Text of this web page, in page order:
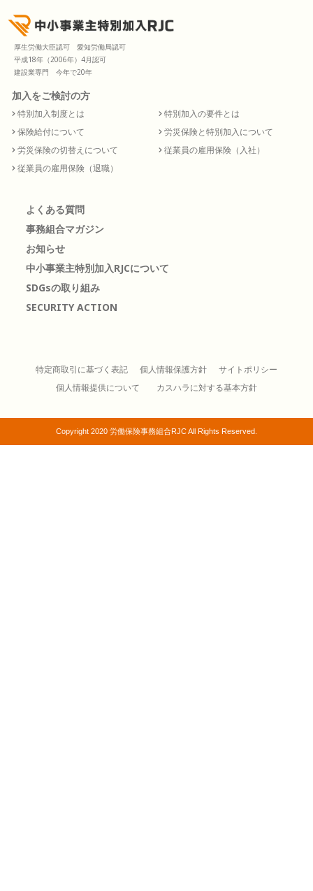
厚生労働大臣認可 愛知労働局認可
平成18年（2006年）4月認可
建設業専門 今年で20年
加入をご検討の方
特別加入制度とは
特別加入の要件とは
保険給付について
労災保険と特別加入について
労災保険の切替えについて
従業員の雇用保険（入社）
従業員の雇用保険（退職）
よくある質問
事務組合マガジン
お知らせ
中小事業主特別加入RJCについて
SDGsの取り組み
SECURITY ACTION
特定商取引に基づく表記 個人情報保護方針
サイトポリシー
個人情報提供について
カスハラに対する基本方針
Copyright 2020 労働保険事務組合RJC All Rights Reserved.